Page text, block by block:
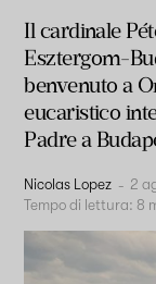
Il cardinale
Esztergom-
benvenuto a
eucaristico
Padre a
Nicolas Lopez - 2
Tempo di lettura: 8